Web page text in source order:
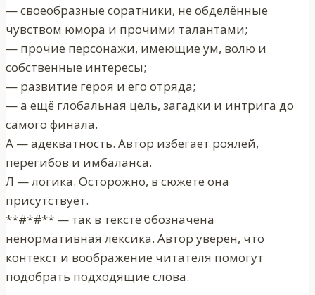
— своеобразные соратники, не обделённые
чувством юмора и прочими талантами;
— прочие персонажи, имеющие ум, волю и
собственные интересы;
— развитие героя и его отряда;
— а ещё глобальная цель, загадки и интрига до
самого финала.
А — адекватность. Автор избегает роялей,
перегибов и имбаланса.
Л — логика. Осторожно, в сюжете она
присутствует.
**#*#** — так в тексте обозначена
ненормативная лексика. Автор уверен, что
контекст и воображение читателя помогут
подобрать подходящие слова.